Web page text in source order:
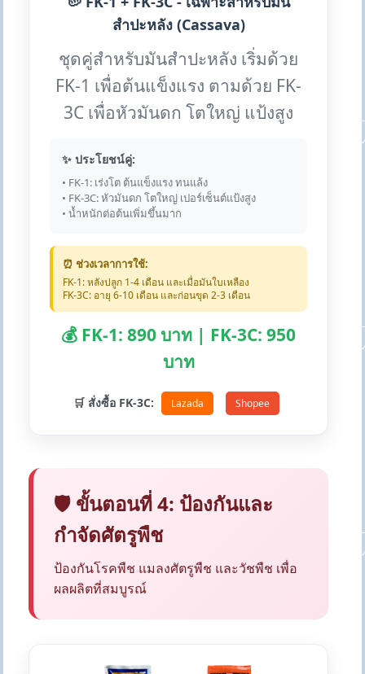
สำปะหลัง (Cassava)
ชุดคู่สำหรับมันสำปะหลัง เริ่มด้วย
FK-1 เพื่อต้นแข็งแรง ตามด้วย FK-
3C เพื่อหัวมันดก โตใหญ่ แป้งสูง
✨ ประโยชน์คู่:
• FK-1: เร่งโต ต้นแข็งแรง ทนแล้ง
• FK-3C: หัวมันดก โตใหญ่ เปอร์เซ็นต์แป้งสูง
• น้ำหนักต่อต้นเพิ่มขึ้นมาก
⏰ ช่วงเวลาการใช้:
FK-1: หลังปลูก 1-4 เดือน และเมื่อมันใบเหลือง
FK-3C: อายุ 6-10 เดือน และก่อนขุด 2-3 เดือน
💰 FK-1: 890 บาท | FK-3C: 950
บาท
🛒 สั่งซื้อ FK-3C: Lazada Shopee
🛡️ ขั้นตอนที่ 4: ป้องกันและ
กำจัดศัตรูพืช
ป้องกันโรคพืช แมลงศัตรูพืช และวัชพืช เพื่อ
ผลผลิตที่สมบูรณ์